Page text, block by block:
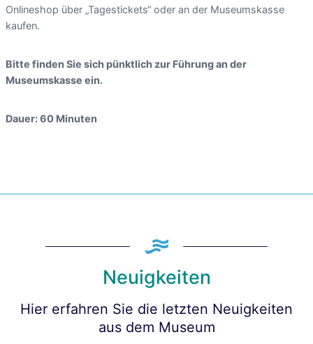
Onlineshop über „Tagestickets“ oder an der Museumskasse
kaufen.
Bitte finden Sie sich pünktlich zur Führung an der
Museumskasse ein.
Dauer: 60 Minuten
Neuigkeiten
Hier erfahren Sie die letzten Neuigkeiten
aus dem Museum